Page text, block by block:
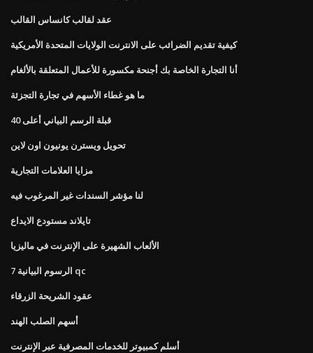
عقد لقالب كانساس القالب
كيفية تقديم الضرائب على الانترنت الولايات المتحدة الأمريكية
أنا التجارة الخاصة بك أجنحة مكسورة للأعمال المتعلقة بالألغام
ما هو غطاء الأسهم في تجارة التجزئة
قبلة الرسم البياني أعلى 40
تحويل ويسترن يونيون اون لاين
مزايا العلامات التجارية
لنا مؤشر السندات غير المرغوب فيه
تايلاند مستودع الايداع
الألعاب الشهيرة على الإنترنت في ماليزيا
7 الرسوم البيانية qc
عقود الشريحة الزرقاء
أسهم الصلب الهند
أسلم كمبيوتر للخدمات المصرفية عبر الإنترنت